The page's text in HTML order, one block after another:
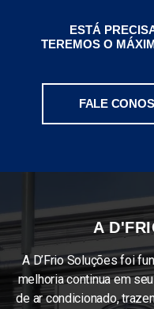
ESTÁ
TEREMOS O
FALE
A
A D’Frio Soluções foi
melhoria continua em
de ar condicionado,